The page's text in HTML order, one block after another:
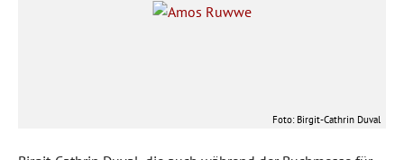
Foto: Birgit-Cathrin Duval